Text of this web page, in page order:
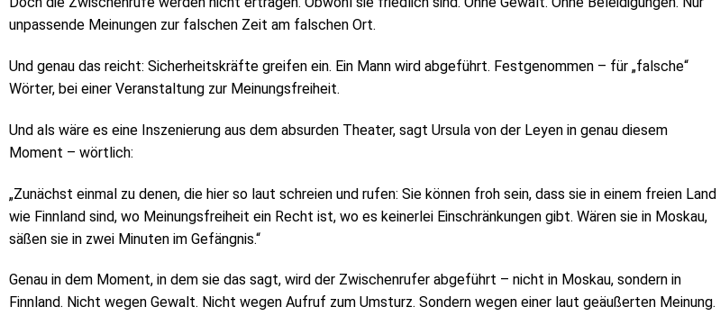
unpassende Meinungen zur falschen Zeit am falschen Ort.
Und genau das reicht: Sicherheitskräfte greifen ein. Ein Mann wird abgeführt. Festgenommen – für „falsche“
Wörter, bei einer Veranstaltung zur Meinungsfreiheit.
Und als wäre es eine Inszenierung aus dem absurden Theater, sagt Ursula von der Leyen in genau diesem
Moment – wörtlich:
„Zunächst einmal zu denen, die hier so laut schreien und rufen: Sie können froh sein, dass sie in einem freien Land
wie Finnland sind, wo Meinungsfreiheit ein Recht ist, wo es keinerlei Einschränkungen gibt. Wären sie in Moskau,
säßen sie in zwei Minuten im Gefängnis.“
Genau in dem Moment, in dem sie das sagt, wird der Zwischenrufer abgeführt – nicht in Moskau, sondern in
Finnland. Nicht wegen Gewalt. Nicht wegen Aufruf zum Umsturz. Sondern wegen einer laut geäußerten Meinung.